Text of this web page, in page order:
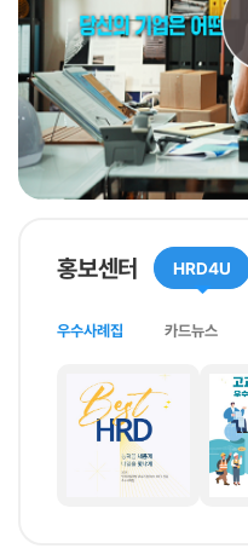
지역인
산업
인재키
HRD확
직업능
인적자
전문가
통합접수 통합접수
능력개
홍보센터 HRD4U
우수사례집 카드뉴스